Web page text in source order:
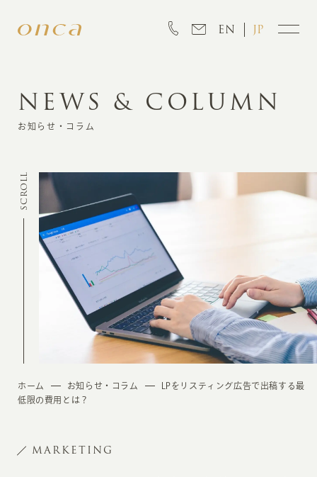
EN JP
INFORMATION
CREATION
MARKETING
NEWS & COLUMN
お知らせ・コラム
SCROLL
ホーム お知らせ・コラム
LPをリスティング広告で出稿する最
低限の費用とは？
MARKETING